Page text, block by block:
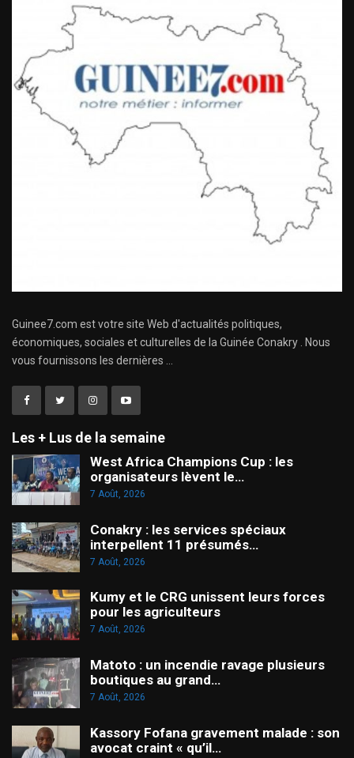
Guinee7.com est votre site Web d'actualités politiques,
économiques, sociales et culturelles de la Guinée Conakry . Nous
vous fournissons les dernières ...
Les + Lus de la semaine
West Africa Champions Cup : les
organisateurs lèvent le…
7 Août, 2026
Conakry : les services spéciaux
interpellent 11 présumés…
7 Août, 2026
Kumy et le CRG unissent leurs forces
pour les agriculteurs
7 Août, 2026
Matoto : un incendie ravage plusieurs
boutiques au grand…
7 Août, 2026
Kassory Fofana gravement malade : son
avocat craint « qu’il…